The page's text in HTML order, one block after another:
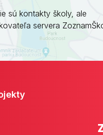
sú kontakty školy, ale
servera